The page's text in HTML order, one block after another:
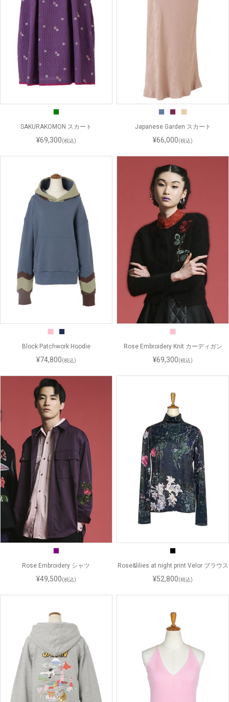
SAKURAKOMON スカート
¥69,300(税込)
Japanese Garden スカート
¥66,000(税込)
Block Patchwork Hoodie
¥74,800(税込)
Rose Embroidery Knit カーディガン
¥69,300(税込)
Rose Embroidery シャツ
¥49,500(税込)
Rose&lilies at night print Velor ブラウス
¥52,800(税込)